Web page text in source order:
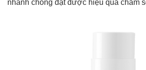
nhanh chóng đạt được hiệu quả chăm